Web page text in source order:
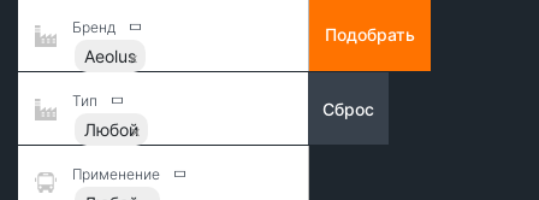
Бренд
Aeolus
Тип
Любой
Применение
Подобрать
Сброс